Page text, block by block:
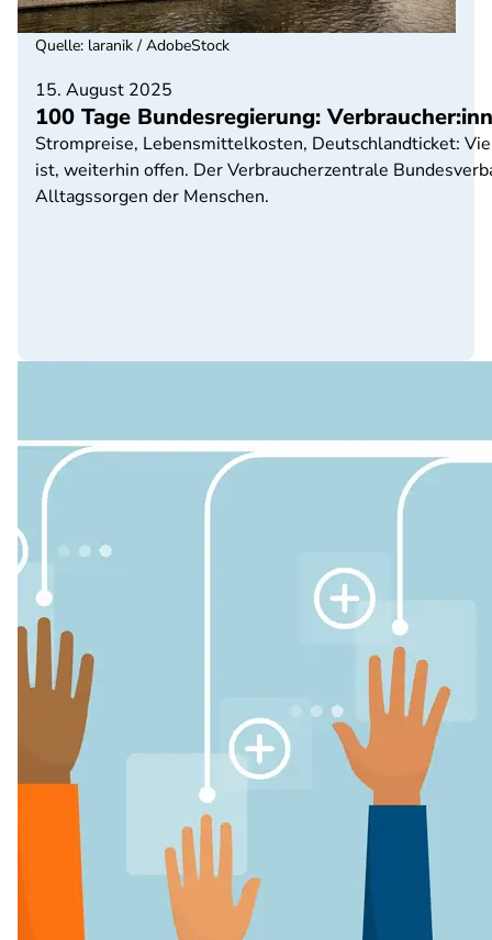
15. August 2025
100 Tage Bundesregierung:
Strompreise, Lebensmittelkosten, Deutschlandticket:
ist, weiterhin offen. Der Verbraucherzentrale
Alltagssorgen der Menschen.
Quelle: laranik / AdobeStock